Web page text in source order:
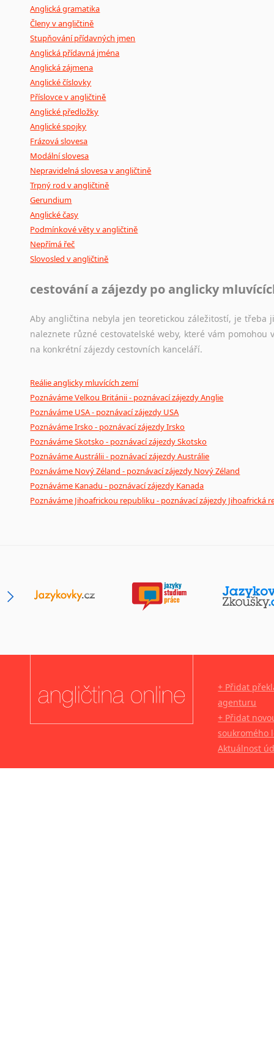
Anglická gramatika
Členy v angličtině
Stupňování přídavných jmen
Anglická přídavná jména
Anglická zájmena
Anglické číslovky
Příslovce v angličtině
Anglické předložky
Anglické spojky
Frázová slovesa
Modální slovesa
Nepravidelná slovesa v angličtině
Trpný rod v angličtině
Gerundium
Anglické časy
Podmínkové věty v angličtině
Nepřímá řeč
Slovosled v angličtině
cestování a zájezdy po anglicky
Aby angličtina nebyla jen teoretickou záležitostí, je
naleznete různé cestovatelské weby, které vám
na konkrétní zájezdy cestovních kanceláří.
Reálie anglicky mluvících zemí
Poznáváme Velkou Británii - poznávací zájezdy Anglie
Poznáváme USA - poznávací zájezdy USA
Poznáváme Irsko - poznávací zájezdy Irsko
Poznáváme Skotsko - poznávací zájezdy Skotsko
Poznáváme Austrálii - poznávací zájezdy Austrálie
Poznáváme Nový Zéland - poznávací zájezdy Nový Zéland
Poznáváme Kanadu - poznávací zájezdy Kanada
Poznáváme Jihoafrickou republiku - poznávací zájezdy Jihoafrická
+ Přidat
agenturu
+ Přidat
soukromého
Aktuálnost